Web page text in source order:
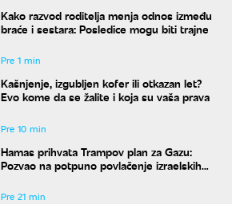
Kako razvod roditelja menja odnos između
braće i sestara: Posledice mogu biti trajne
Pre 1 min
Kašnjenje, izgubljen kofer ili otkazan let?
Evo kome da se žalite i koja su vaša prava
Pre 10 min
Hamas prihvata Trampov plan za Gazu:
Pozvao na potpuno povlačenje izraelskih
Pre 21 min